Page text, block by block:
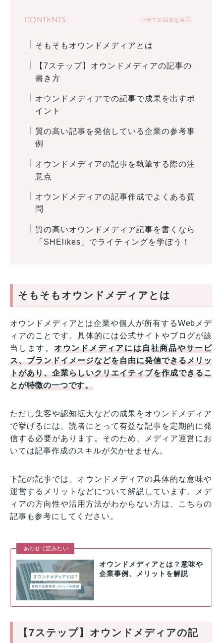
+全ての目次を表示
CONTENTS
そもそもオウンドメディアとは
【7ステップ】オウンドメディアの記事の
書き方
オウンドメディアでの記事で成果を出すポ
イント
質の高い記事を発信している企業の参考事
例
オウンドメディアの記事を執筆する際の注
意点
オウンドメディアの記事作成でよくある質
問
質の高いオウンドメディア記事を書くなら
「SHElikes」でライティングを学ぼう！
そもそもオウンドメディアとは
オウンドメディアとは企業や個人が所有するWebメデ
ィアのことです。具体的には公式サイトやブログが該
当します。 オウンドメディアには自社商品やサービ
ス、ブランドイメージなどを自由に発信できるメリッ
トがあり、企業らしいクリエイティブを作成できるこ
とが特徴の一つです。
ただし集客や認知拡大などの成果をオウンドメディア
で挙げるには、読者にとって有益な記事を定期的に発
信する必要があります。そのため、メディア運営にお
いては記事作成のスキルが欠かせません。
下記の記事では、オウンドメディアの具体的な意味や
運営するメリットなどについて解説しています。メデ
ィアの方向性や活用方法がわからない方は、こちらの
記事も参考にしてください。
あわせて読みたい
オウンドメディアとは？意味や
企業事例、メリットを解説
【7ステップ】オウンドメディアの記